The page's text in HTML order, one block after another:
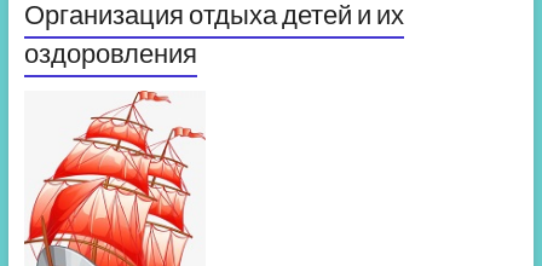
Организация отдыха детей и их
оздоровления